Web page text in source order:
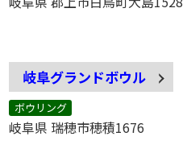
岐阜グランドボウル
ボウリング
岐阜県 瑞穂市穂積1676